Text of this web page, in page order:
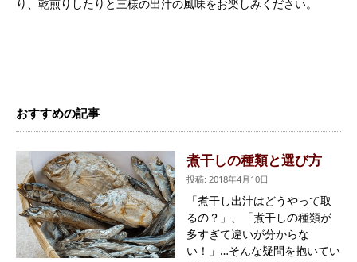
り、乾煎りしたりと三様の出汁の風味をお楽しみください。
おすすめの記事
煮干しの種類と選び方
投稿: 2018年4月10日
「煮干し出汁はどうやって取
るの？」、「煮干しの種類が
多すぎて違いが分からな
い！」…そんな疑問を抱いてい